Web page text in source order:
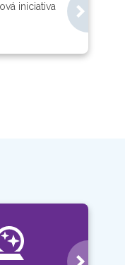
iniciativa